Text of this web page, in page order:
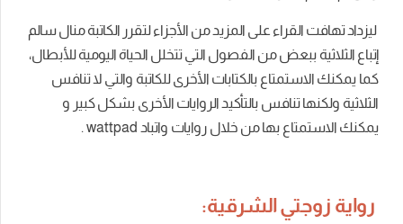
ليزداد تهافت القراء على المزيد من الأجزاء لتقرر الكاتبة منال سالم
إتباع الثلاثية ببعض من الفصول التي تتخلل الحياة اليومية للأبطال،
كما يمكنك الاستمتاع بالكتابات الأخرى للكاتبة والتي لا تنافس
الثلاثية ولكنها تنافس بالتأكيد الروايات الأخرى بشكل كبير و
يمكنك الاستمتاع بها من خلال روايات واتباد wattpad .
رواية زوجتي الشرقية: